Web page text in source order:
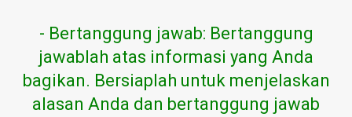
- Bertanggung jawab: Bertanggung
jawablah atas informasi yang Anda
bagikan. Bersiaplah untuk menjelaskan
alasan Anda dan bertanggung jawab